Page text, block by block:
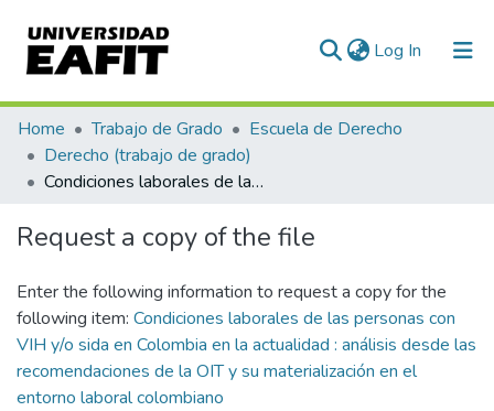
Log In (current)
Communities & Collections
All of DSpace
Home Trabajo de Grado
Escuela de Derecho
Derecho (trabajo de grado)
Condiciones laborales de las personas con VIH y/o sida en Colombia en la actualidad : análisis desde las recomendaciones de la OIT y su materialización en el entorno laboral colombiano
Request a copy of the file
Enter the following information to request a copy for the
following item: Condiciones laborales de las personas con
VIH y/o sida en Colombia en la actualidad : análisis desde las
recomendaciones de la OIT y su materialización en el
entorno laboral colombiano